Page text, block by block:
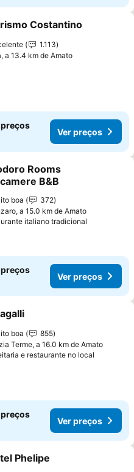
aos favoritos
Costantino
1.113
a 13.4 km de Amato
preços
Ver preços
aos favoritos
Rooms
B&B
boa
372
a 15.0 km de Amato
italiano tradicional
preços
Ver preços
aos favoritos
boa
855
Terme, a 16.0 km de Amato
e restaurante no local
preços
Ver preços
aos favoritos
Phelipe